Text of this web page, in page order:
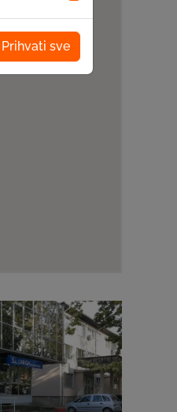
Prihvati sve